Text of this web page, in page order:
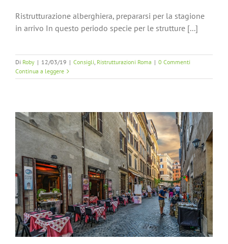
Ristrutturazione alberghiera, prepararsi per la stagione
in arrivo In questo periodo specie per le strutture [...]
Di Roby | 12/03/19 | Consigli, Ristrutturazioni Roma | 0 Commenti
Continua a leggere